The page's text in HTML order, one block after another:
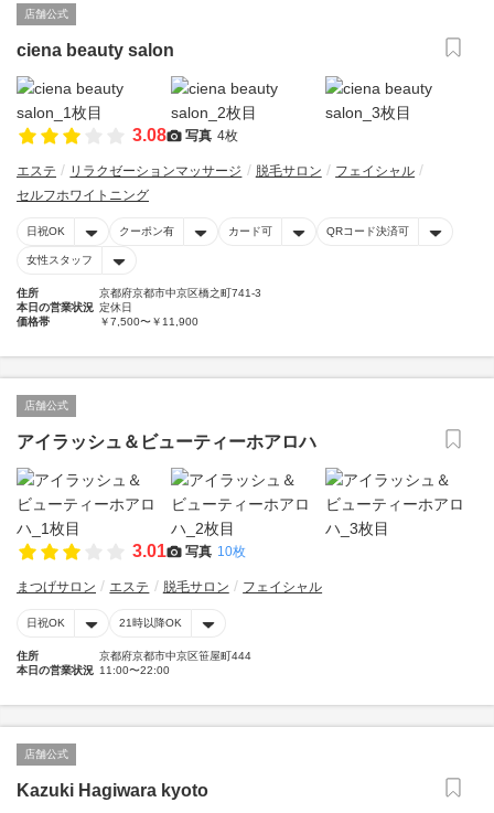
店舗公式
ciena beauty salon
3.08 写真 4枚
エステ リラクゼーションマッサージ 脱毛サロン
フェイシャル
セルフホワイトニング
日祝OK クーポン有 カード可 QRコード決済可
女性スタッフ
住所
京都府京都市中京区橋之町741-3
本日の営業状況 定休日
価格帯
￥7,500〜￥11,900
店舗公式
アイラッシュ＆ビューティーホアロハ
3.01 写真 10枚
まつげサロン エステ 脱毛サロン フェイシャル
日祝OK 21時以降OK
住所
京都府京都市中京区笹屋町444
本日の営業状況 11:00〜22:00
店舗公式
Kazuki Hagiwara kyoto